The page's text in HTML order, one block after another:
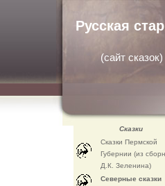
Русская
(сайт сказок)
Сказки
Сказки Пермской
Губернии (из
Д.К. Зеленина)
Северные сказки